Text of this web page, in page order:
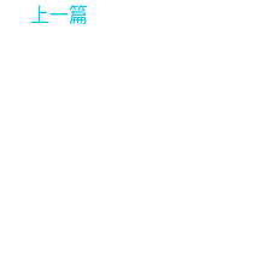
上一篇